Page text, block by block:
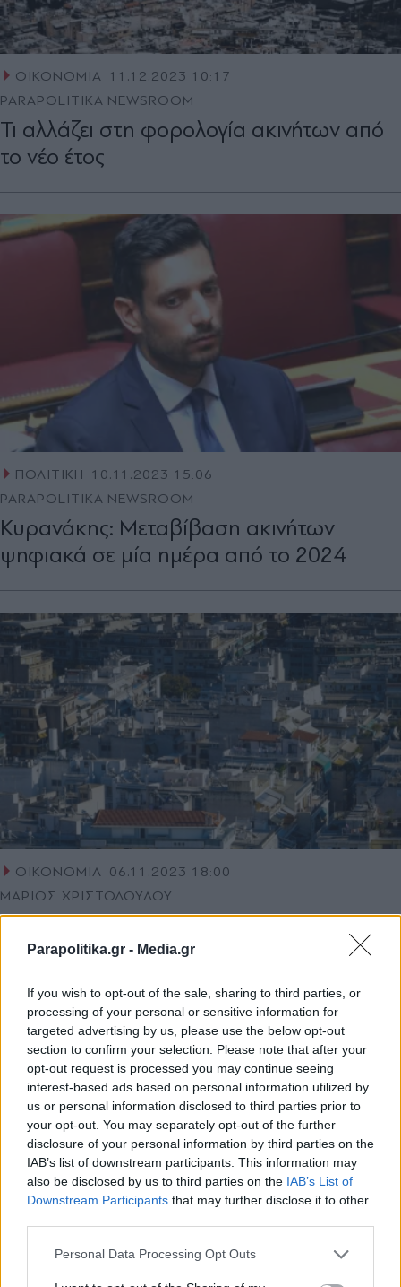
Parapolitika.gr - Media.gr
If you wish to opt-out of the sale, sharing to third parties, or
processing of your personal or sensitive information for
targeted advertising by us, please use the below opt-out
section to confirm your selection. Please note that after your
opt-out request is processed you may continue seeing
interest-based ads based on personal information utilized by
us or personal information disclosed to third parties prior to
your opt-out. You may separately opt-out of the further
disclosure of your personal information by third parties on the
IAB’s list of downstream participants. This information may
also be disclosed by us to third parties on the IAB’s List of
Downstream Participants that may further disclose it to other
Personal Data Processing Opt Outs
ΟΙΚΟΝΟΜΙΑ 11.12.2023 10:17
PARAPOLITIKA NEWSROOM
Τι αλλάζει στη φορολογία ακινήτων από
το νέο έτος
ΠΟΛΙΤΙΚΗ
10.11.2023 15:06
PARAPOLITIKA NEWSROOM
Κυρανάκης: Μεταβίβαση ακινήτων
ψηφιακά σε μία ημέρα από το 2024
ΟΙΚΟΝΟΜΙΑ 06.11.2023 18:00
ΜΑΡΙΟΣ ΧΡΙΣΤΟΔΟΥΛΟΥ
Ακίνητα: Οι "χρυσές" μεταβιβάσεις - Έως
και 10 φορές πάνω από τις αντικειμενικές
Εγγραφή στο newsletter